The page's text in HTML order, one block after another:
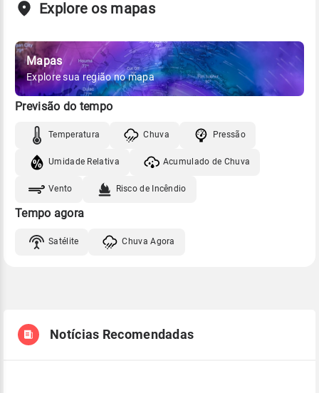
Explore os mapas
Mapas
Explore sua região no mapa
Previsão do tempo
Temperatura Chuva Pressão
Umidade Relativa Acumulado de Chuva
Vento Risco de Incêndio
Tempo agora
Satélite Chuva Agora
Notícias Recomendadas